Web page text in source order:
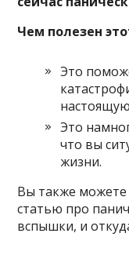
Чем полезен
Это
Это
что вы
жизни.
Вы также можете
статью про
вспышки, и